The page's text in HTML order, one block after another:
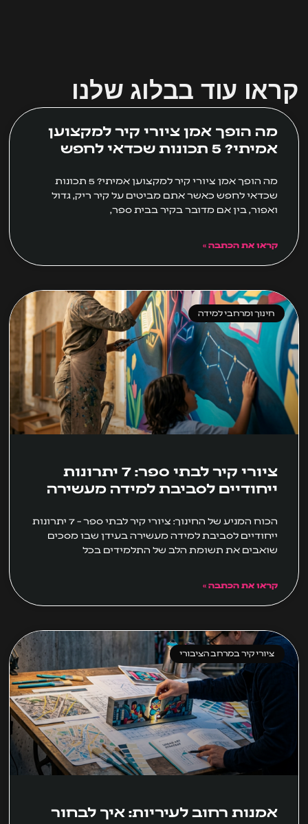
קראו עוד בבלוג שלנו
מה הופך אמן ציורי קיר למקצוען
אמיתי? 5 תכונות שכדאי לחפש
מה הופך אמן ציורי קיר למקצוען אמיתי? 5 תכונות
שכדאי לחפש כאשר אתם מביטים על קיר ריק, גדול
ואפור, בין אם מדובר בקיר בבית ספר,
קראו את הכתבה »
חינוך ומרחבי למידה
ציורי קיר לבתי ספר: 7 יתרונות
ייחודיים לסביבת למידה מעשירה
הכוח המניע של החינוך: ציורי קיר לבתי ספר – 7 יתרונות
ייחודיים לסביבת למידה מעשירה בעידן שבו מסכים
שואבים את תשומת הלב של התלמידים בכל
קראו את הכתבה »
ציורי קיר במרחב הציבורי
אמנות רחוב לעיריות: איך לבחור